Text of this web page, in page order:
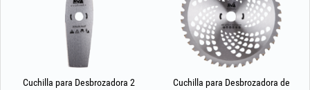
Cuchilla para Desbrozadora 2
Cuchilla para Desbrozadora de